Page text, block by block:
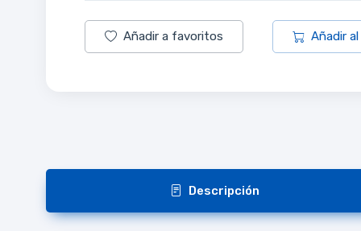
Añadir a favoritos Añadir
Descripción